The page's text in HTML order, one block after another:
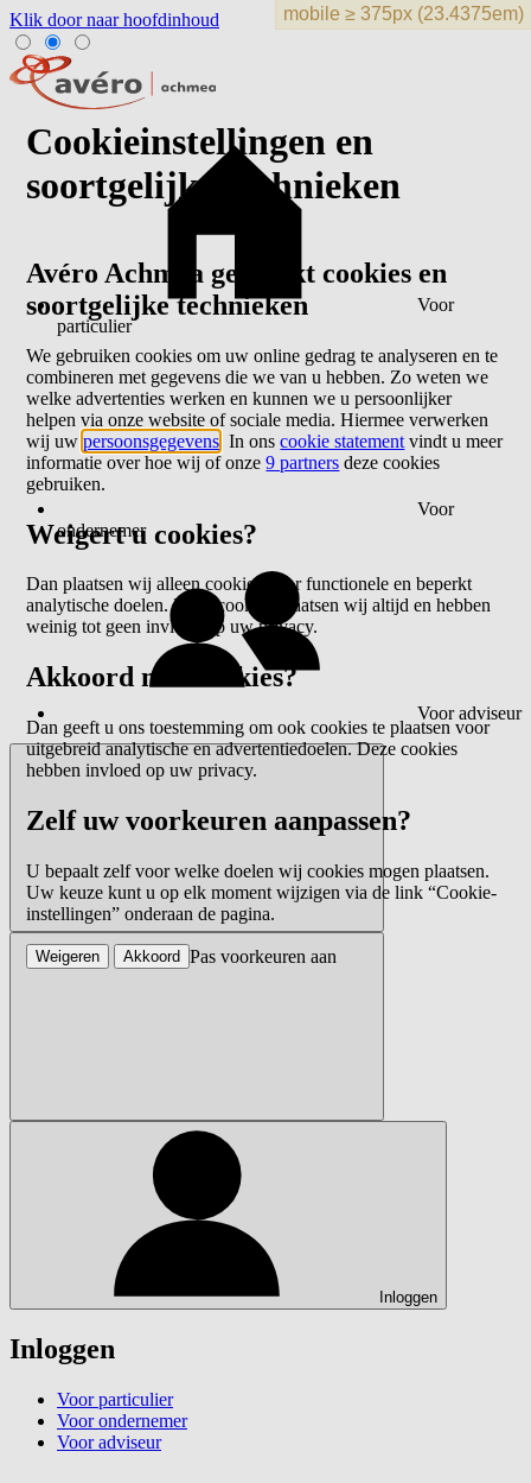
Klik door naar hoofdinhoud
Voor
particulier
Voor
ondernemer
Voor adviseur
Inloggen
Inloggen
Voor particulier
Voor ondernemer
Voor adviseur
Cookieinstellingen en
soortgelijke technieken
Avéro Achmea gebruikt cookies en
soortgelijke technieken
We gebruiken cookies om uw online gedrag te analyseren en te
combineren met gegevens die we van u hebben. Zo weten we
welke advertenties werken en kunnen we u persoonlijker
helpen via onze website of sociale media. Hiermee verwerken
wij uwpersoonsgegevens . In onscookie statement vindt u meer
informatie over hoe wij of onze9 partners deze cookies
gebruiken.
Weigert u cookies?
Dan plaatsen wij alleen cookies voor functionele en beperkt
analytische doelen. Deze cookies plaatsen wij altijd en hebben
weinig tot geen invloed op uw privacy.
Akkoord met cookies?
Dan geeft u ons toestemming om ook cookies te plaatsen voor
uitgebreid analytische en advertentiedoelen. Deze cookies
hebben invloed op uw privacy.
Zelf uw voorkeuren aanpassen?
U bepaalt zelf voor welke doelen wij cookies mogen plaatsen.
Uw keuze kunt u op elk moment wijzigen via de link “Cookie-
instellingen” onderaan de pagina.
Pas voorkeuren aan
Weigeren Akkoord